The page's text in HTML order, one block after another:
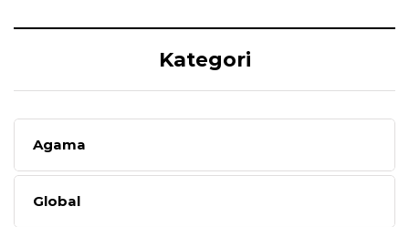
Kategori
Agama
Global